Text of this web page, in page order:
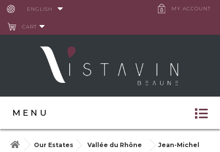
MY ACCOUNT
ENGLISH
CART
MENU
Our Estates Vallée du Rhône
Jean-Michel
Cookies management panel